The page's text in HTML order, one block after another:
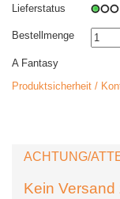
Lieferstatus
Bestellmenge
A Fantasy
Produktsicherheit /
ACHTUNG/
Kein